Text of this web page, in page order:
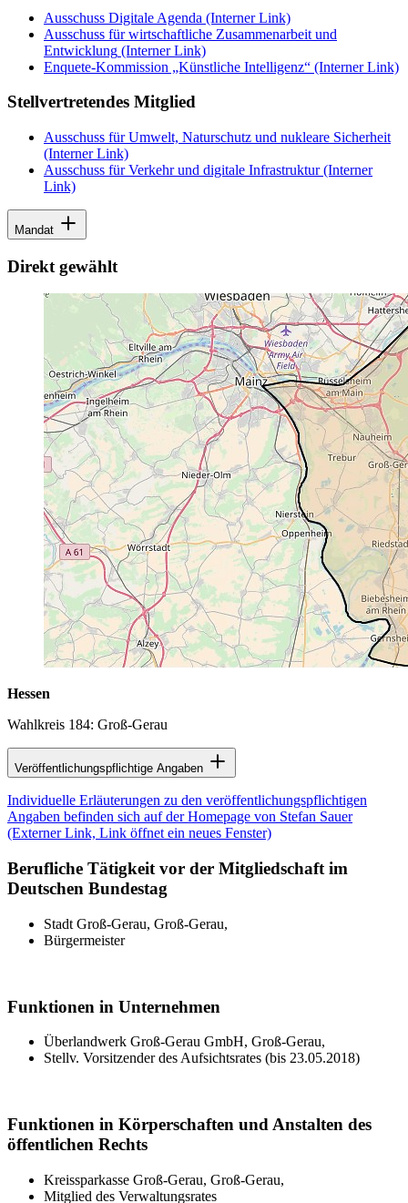
Ausschuss Digitale Agenda (Interner Link)
Ausschuss für wirtschaftliche Zusammenarbeit und
Entwicklung (Interner Link)
Enquete-Kommission „Künstliche Intelligenz“ (Interner Link)
Stellvertretendes Mitglied
Ausschuss für Umwelt, Naturschutz und nukleare Sicherheit
(Interner Link)
Ausschuss für Verkehr und digitale Infrastruktur(Interner
Link)
Mandat
Direkt gewählt
Hessen
Wahlkreis 184: Groß-Gerau
Veröffentlichungspflichtige Angaben
Individuelle Erläuterungen zu den veröffentlichungspflichtigen
Angaben befinden sich auf der Homepage von Stefan Sauer
(Externer Link, Link öffnet ein neues Fenster)
Berufliche Tätigkeit vor der Mitgliedschaft im
Deutschen Bundestag
Stadt Groß-Gerau, Groß-Gerau,
Bürgermeister
Funktionen in Unternehmen
Überlandwerk Groß-Gerau GmbH, Groß-Gerau,
Stellv. Vorsitzender des Aufsichtsrates (bis 23.05.2018)
Funktionen in Körperschaften und Anstalten des
öffentlichen Rechts
Kreissparkasse Groß-Gerau, Groß-Gerau,
Mitglied des Verwaltungsrates